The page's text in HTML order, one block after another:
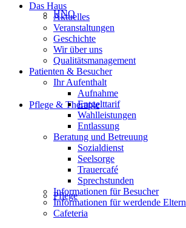
HNO
Pflege & Therapie
Pflege
Das Haus
Aktuelles
Veranstaltungen
Geschichte
Wir über uns
Qualitätsmanagement
Patienten & Besucher
Ihr Aufenthalt
Aufnahme
Entgelttarif
Wahlleistungen
Entlassung
Beratung und Betreuung
Sozialdienst
Seelsorge
Trauercafé
Sprechstunden
Informationen für Besucher
Informationen für werdende Eltern
Cafeteria